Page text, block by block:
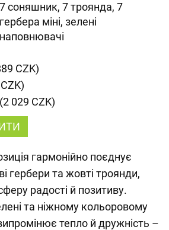
7 соняшник, 7 троянда, 7
гербера міні, зелені
наповнювачі
CZK)
029 CZK)
гармонійно поєднує
гербери та жовті троянди,
радості й позитиву.
та ніжному кольоровому
тепло й дружність –